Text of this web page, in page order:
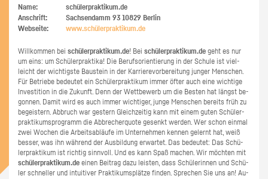
Name:
schülerpraktikum.de
Anschrift:
Sachsendamm 93 10829 Berlin
Webseite:
www.​schüler​prak​tiku​m.​de
Will­kom­men bei schü­ler­prak­ti­kum.de! Bei schü­ler­prak­ti­kum.de geht es nur
um eins: um Schü­ler­prak­ti­ka! Die Be­rufs­ori­en­tie­rung in der Schu­le ist viel­
leicht der wich­tigs­te Bau­stein in der Kar­rie­re­vor­be­rei­tung jun­ger Men­schen.
Für Be­trie­be be­deu­tet ein Schü­ler­prak­ti­kum immer öfter auch eine wich­ti­ge
In­ves­ti­ti­on in die Zu­kunft. Denn der Wett­be­werb um die Bes­ten hat längst be­
gon­nen. Damit wird es auch immer wich­ti­ger, junge Men­schen be­reits früh zu
be­geis­tern. Ab­bruch war ges­tern Gleich­zei­tig kann mit einem guten Schü­ler­
prak­ti­kums­pro­gramm die Ab­bre­cher­quo­te ge­senkt wer­den. Wer schon ein­mal
zwei Wo­chen die Ar­beits­ab­läu­fe im Un­ter­neh­men ken­nen ge­lernt hat, weiß
bes­ser, was ihn wäh­rend der Aus­bil­dung er­war­tet. Das be­deu­tet: Das Schü­
ler­prak­ti­kum ist rich­tig sinn­voll. Und es kann Spaß ma­chen. Wir möch­ten mit
schü­ler­prak­ti­kum.de einen Bei­trag dazu leis­ten, dass Schü­le­rin­nen und Schü­
ler schnel­ler und in­tui­ti­ver Prak­ti­kums­plät­ze fin­den. Spre­chen Sie uns an! Au­